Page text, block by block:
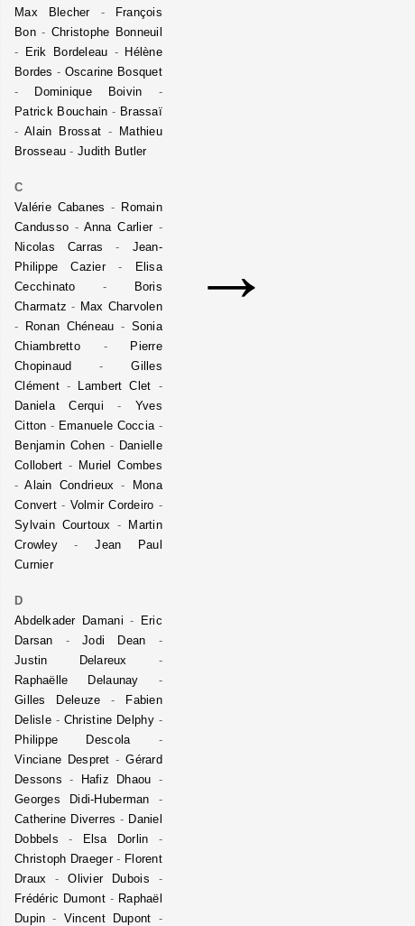
→
Max Blecher-
François
Bon- Christophe Bonneuil
-
Erik Bordeleau - Hélène
Bordes - Oscarine Bosquet
-
Dominique Boivin -
Patrick Bouchain - Brassaï
-Alain Brossat -
Mathieu
Brosseau -Judith Butler
C
Valérie Cabanes - Romain
Candusso - Anna Carlier-
Nicolas Carras - Jean-
Philippe Cazier-
Elisa
Cecchinato -
Boris
Charmatz - Max Charvolen
-
Ronan Chéneau - Sonia
Chiambretto -
Pierre
Chopinaud -Gilles
Clément- Lambert Clet -
Daniela Cerqui - Yves
Citton - Emanuele Coccia-
Benjamin Cohen - Danielle
Collobert - Muriel Combes
-Alain Condrieux -
Mona
Convert- Volmir Cordeiro -
Sylvain Courtoux -
Martin
Crowley-Jean Paul
Curnier
D
Abdelkader Damani -
Eric
Darsan -Jodi Dean -
Justin Delareux
-
Raphaëlle Delaunay -
Gilles Deleuze -
Fabien
Delisle- Christine Delphy-
Philippe Descola-
Vinciane Despret -Gérard
Dessons - Hafiz Dhaou -
Georges Didi-Huberman -
Catherine Diverres - Daniel
Dobbels - Elsa Dorlin -
Christoph Draeger- Florent
Draux -Olivier Dubois -
Frédéric Dumont- Raphaël
Dupin - Vincent Dupont -